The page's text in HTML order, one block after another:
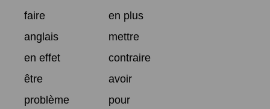
faire
en plus
anglais
mettre
en effet
contraire
être
avoir
problème
pour